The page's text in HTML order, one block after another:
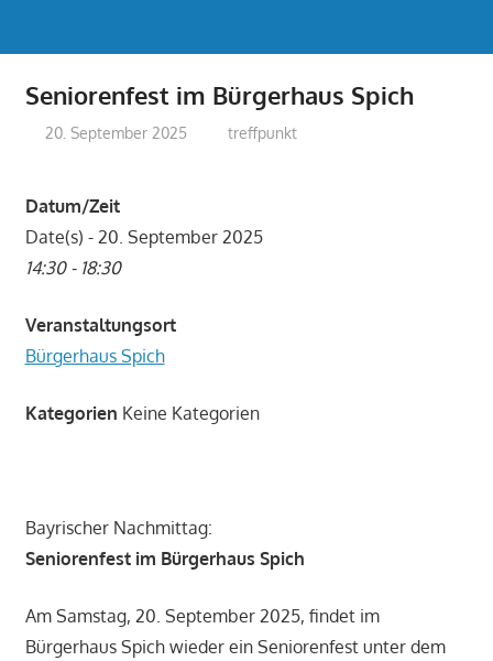
Seniorenfest im Bürgerhaus Spich
20. September 2025 treffpunkt
Datum/Zeit
Date(s) - 20. September 2025
14:30 - 18:30
Veranstaltungsort
Bürgerhaus Spich
Kategorien Keine Kategorien
Bayrischer Nachmittag:
Seniorenfest im Bürgerhaus Spich
Am Samstag, 20. September 2025, findet im
Bürgerhaus Spich wieder ein Seniorenfest unter dem